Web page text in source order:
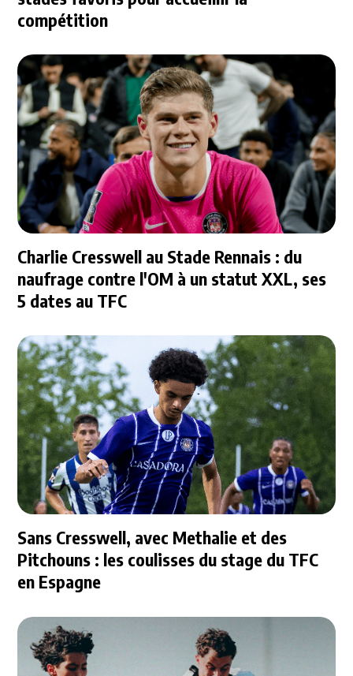
compétition
Charlie Cresswell au Stade Rennais : du
naufrage contre l'OM à un statut XXL, ses
5 dates au TFC
Sans Cresswell, avec Methalie et des
Pitchouns : les coulisses du stage du TFC
en Espagne